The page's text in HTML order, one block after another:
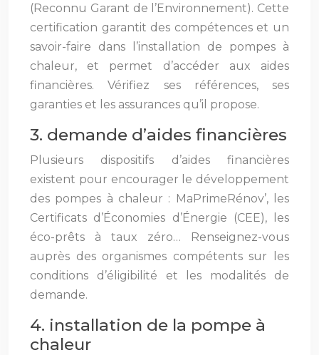
(Reconnu Garant de l’Environnement). Cette
certification garantit des compétences et un
savoir-faire dans l’installation de pompes à
chaleur, et permet d’accéder aux aides
financières. Vérifiez ses références, ses
garanties et les assurances qu’il propose.
3. demande d’aides financières
Plusieurs dispositifs d’aides financières
existent pour encourager le développement
des pompes à chaleur : MaPrimeRénov’, les
Certificats d’Économies d’Énergie (CEE), les
éco-prêts à taux zéro… Renseignez-vous
auprès des organismes compétents sur les
conditions d’éligibilité et les modalités de
demande.
4. installation de la pompe à
chaleur